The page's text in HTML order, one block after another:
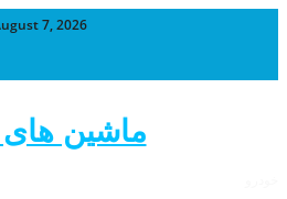
7, 2026
ماشین های